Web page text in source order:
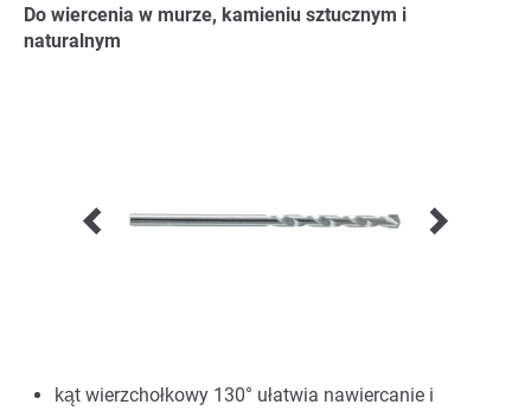
Do wiercenia w murze, kamieniu sztucznym i
naturalnym
kąt wierzchołkowy 130° ułatwia nawiercanie i